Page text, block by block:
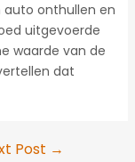
onthullen en
uitgevoerde
waarde van de
dat
Post →